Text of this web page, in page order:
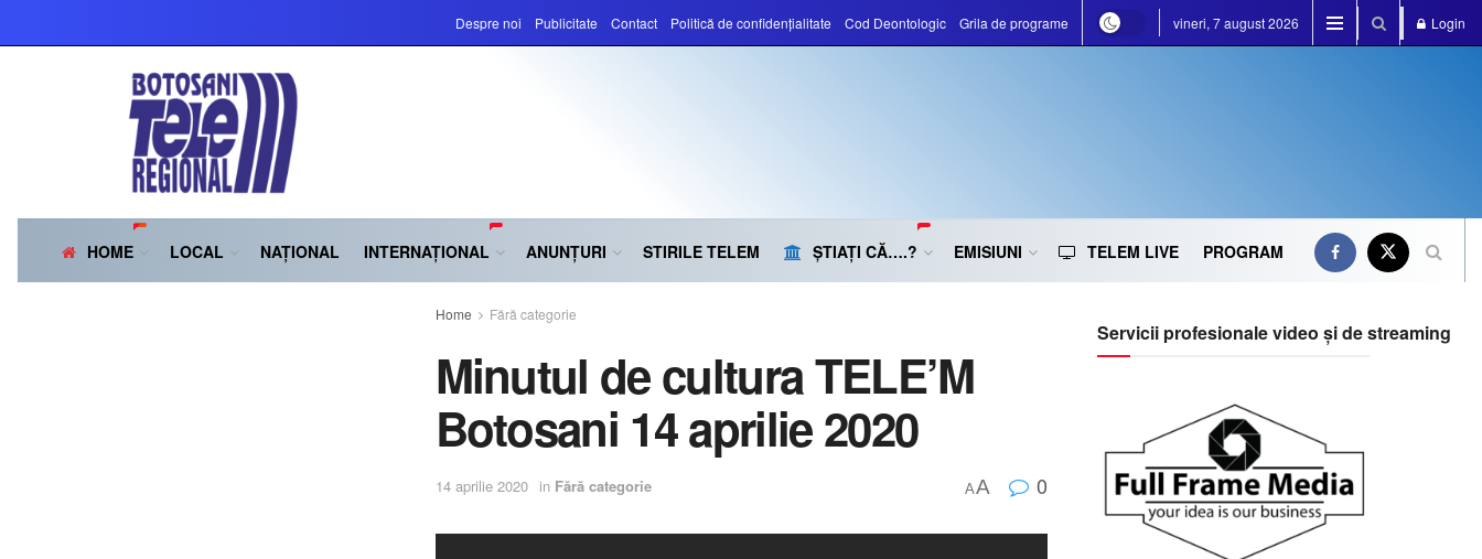
Despre noi Publicitate Contact Politică de confidențialitate Cod Deontologic Grila de programe vineri, 7 august 2026 Login
HOME LOCAL NAȚIONAL INTERNAȚIONAL ANUNȚURI STIRILE TELEM ȘTIAȚI CĂ….? EMISIUNI TELEM LIVE PROGRAM
Home Fără categorie
Minutul de cultura TELE’M
Botosani 14 aprilie 2020
14 aprilie 2020 in Fără categorie AA 0
Servicii profesionale video și de streaming